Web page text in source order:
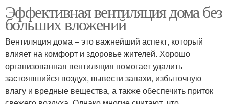
Эффективная вентиляция дома без
больших вложений
Вентиляция дома – это важнейший аспект, который
влияет на комфорт и здоровье жителей. Хорошо
организованная вентиляция помогает удалить
застоявшийся воздух, вывести запахи, избыточную
влагу и вредные вещества, а также обеспечить приток